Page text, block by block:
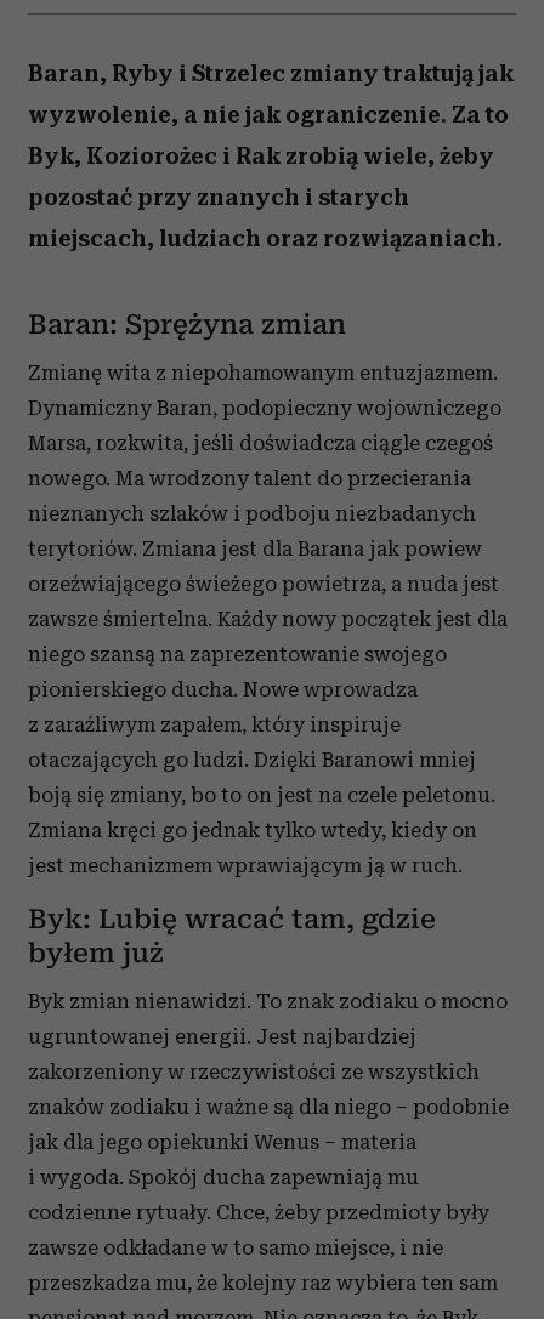
Baran, Ryby i Strzelec zmiany traktują jak
wyzwolenie, a nie jak ograniczenie. Za to
Byk, Koziorożec i Rak zrobią wiele, żeby
pozostać przy znanych i starych
miejscach, ludziach oraz rozwiązaniach.
Baran: Sprężyna zmian
Zmianę wita z niepohamowanym entuzjazmem.
Dynamiczny Baran, podopieczny wojowniczego
Marsa, rozkwita, jeśli doświadcza ciągle czegoś
nowego. Ma wrodzony talent do przecierania
nieznanych szlaków i podboju niezbadanych
terytoriów. Zmiana jest dla Barana jak powiew
orzeźwiającego świeżego powietrza, a nuda jest
zawsze śmiertelna. Każdy nowy początek jest dla
niego szansą na zaprezentowanie swojego
pionierskiego ducha. Nowe wprowadza
z zaraźliwym zapałem, który inspiruje
otaczających go ludzi. Dzięki Baranowi mniej
boją się zmiany, bo to on jest na czele peletonu.
Zmiana kręci go jednak tylko wtedy, kiedy on
jest mechanizmem wprawiającym ją w ruch.
Byk: Lubię wracać tam, gdzie
byłem już
Byk zmian nienawidzi. To znak zodiaku o mocno
ugruntowanej energii. Jest najbardziej
zakorzeniony w rzeczywistości ze wszystkich
znaków zodiaku i ważne są dla niego – podobnie
jak dla jego opiekunki Wenus – materia
i wygoda. Spokój ducha zapewniają mu
codzienne rytuały. Chce, żeby przedmioty były
zawsze odkładane w to samo miejsce, i nie
przeszkadza mu, że kolejny raz wybiera ten sam